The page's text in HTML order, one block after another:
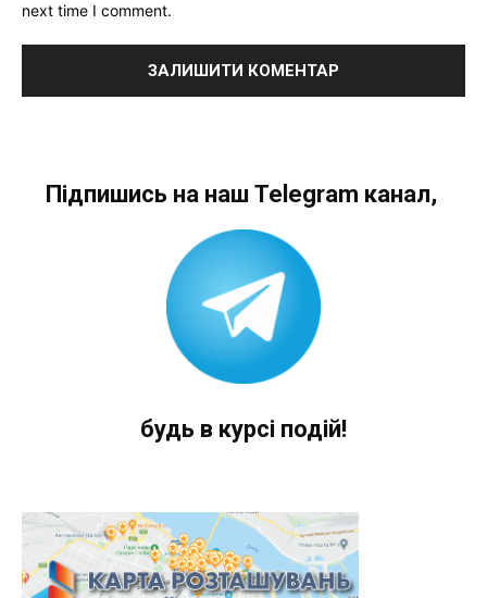
next time I comment.
Підпишись на наш Telegram канал,
будь в курсі подій!